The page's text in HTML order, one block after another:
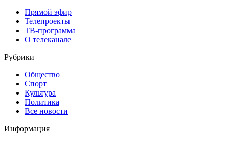
Прямой эфир
Телепроекты
ТВ-программа
О телеканале
Рубрики
Общество
Спорт
Культура
Политика
Все новости
Информация